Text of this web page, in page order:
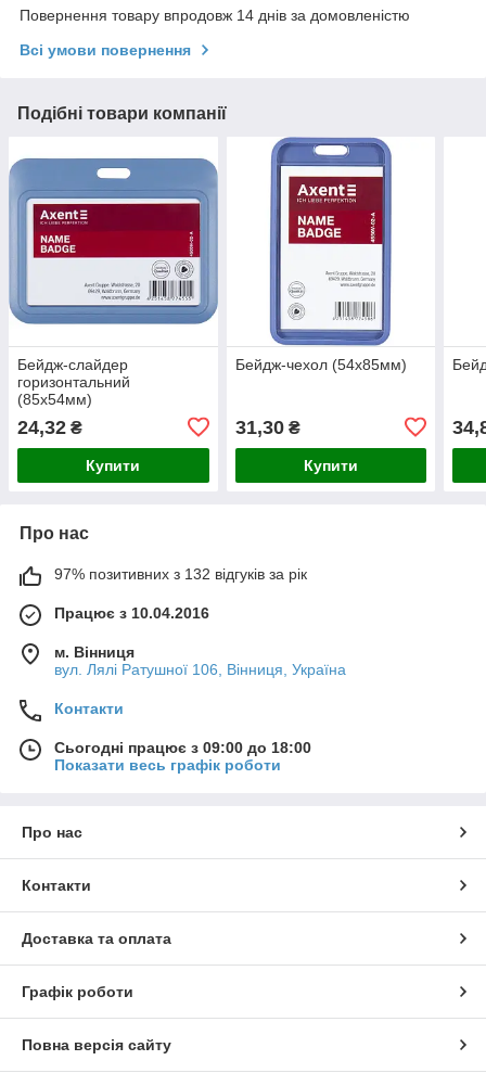
Повернення товару впродовж 14 днів за домовленістю
Всі умови повернення
Подібні товари компанії
Бейдж-слайдер
горизонтальний
(85х54мм)
24,32 ₴
Купити
Бейдж-чехол (54х85мм)
31,30₴
Купити
Про нас
97% позитивних з 132 відгуків за рік
Працює з 10.04.2016
м. Вінниця
вул. Лялі Ратушної 106, Вінниця, Україна
Контакти
Сьогодні працює з 09:00 до 18:00
Показати весь графік роботи
Про нас
Контакти
Доставка та оплата
Графік роботи
Повна версія сайту